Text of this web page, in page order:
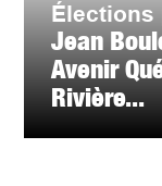
Élections
Jean
Avenir
Rivière...